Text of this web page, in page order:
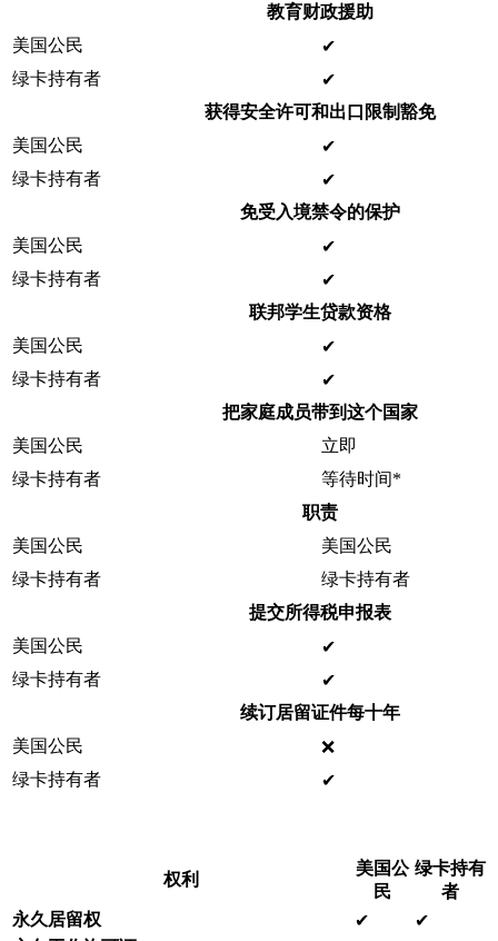
教育财政援助
美国公民
✔ ️
绿卡持有者
✔ ️
获得安全许可和出口限制豁免
美国公民
✔ ️
绿卡持有者
✔ ️
免受入境禁令的保护
美国公民
✔ ️
绿卡持有者
✔ ️
联邦学生贷款资格
美国公民
✔ ️
绿卡持有者
✔ ️
把家庭成员带到这个国家
美国公民
立即
绿卡持有者
等待时间*
职责
美国公民
美国公民
绿卡持有者
绿卡持有者
提交所得税申报表
美国公民
✔ ️
绿卡持有者
✔ ️
续订居留证件每十年
美国公民
❌
绿卡持有者
✔ ️
权利
美国公
民
绿卡持有
者
永久居留权
✔ ️
✔ ️